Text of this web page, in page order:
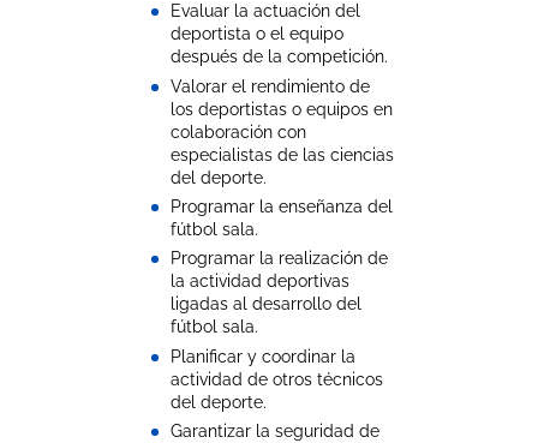
Evaluar la actuación del
deportista o el equipo
después de la competición.
Valorar el rendimiento de
los deportistas o equipos en
colaboración con
especialistas de las ciencias
del deporte.
Programar la enseñanza del
fútbol sala.
Programar la realización de
la actividad deportivas
ligadas al desarrollo del
fútbol sala.
Planificar y coordinar la
actividad de otros técnicos
del deporte.
Garantizar la seguridad de